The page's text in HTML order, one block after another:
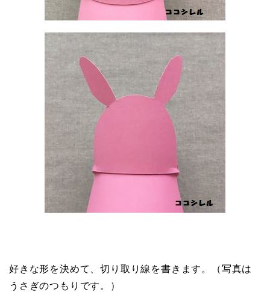
好きな形を決めて、切り取り線を書きます。（写真は
うさぎのつもりです。）